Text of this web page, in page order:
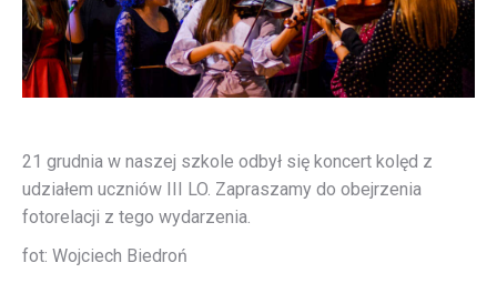
21 grudnia w naszej szkole odbył się koncert kolęd z
udziałem uczniów III LO. Zapraszamy do obejrzenia
fotorelacji z tego wydarzenia.
fot: Wojciech Biedroń